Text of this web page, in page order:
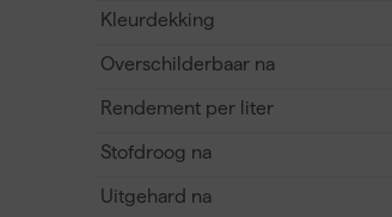
Kleurdekking
Overschilderbaar na
Rendement per liter
Stofdroog na
Uitgehard na